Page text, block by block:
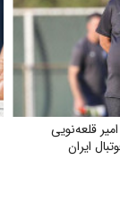
قلعه‌نویی
ایران